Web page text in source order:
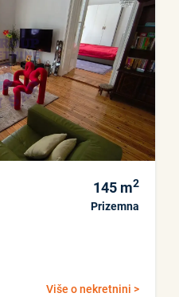
145 m2
Prizemna
Više o nekretnini >